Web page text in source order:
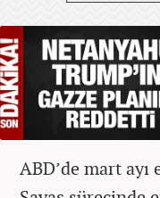
ABD’de mart